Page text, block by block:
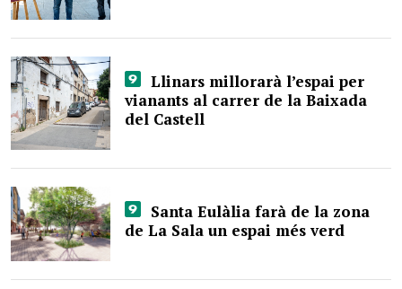
Llinars millorarà l’espai per
vianants al carrer de la Baixada
del Castell
Santa Eulàlia farà de la zona
de La Sala un espai més verd